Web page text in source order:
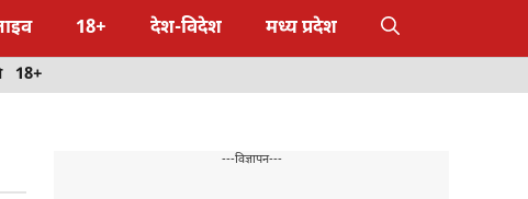
18+ देश-विदेश मध्य प्रदेश
18+
---विज्ञापन---